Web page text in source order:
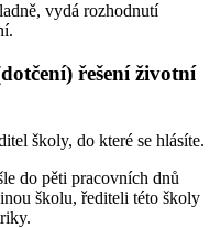
vydá rozhodnutí
řešení životní
školy, do které se hlásíte.
do pěti pracovních dnů
školu, řediteli této školy